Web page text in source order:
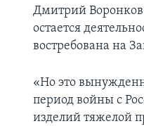
Дмитрий Воронков
остается
востребована на
«Но это
период войны с
изделий тяжелой